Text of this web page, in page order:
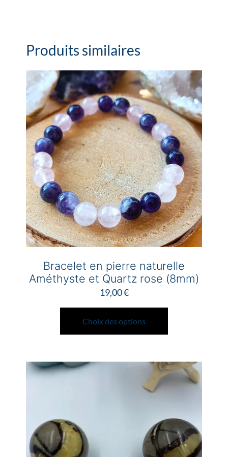
Produits similaires
Bracelet en pierre naturelle
Améthyste et Quartz rose (8mm)
19,00€
Choix des options
Ce
a
variations.
Les
options
être
choisies
sur